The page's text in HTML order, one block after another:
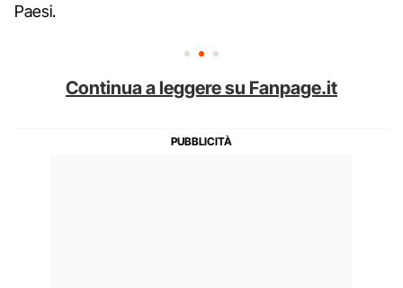
Paesi.
Continua a leggere su Fanpage.it